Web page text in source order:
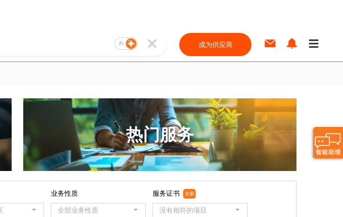
AI 成为供应商
热门服务
业务性质
全部业务性质
服务证书 全新
没有相符的项目